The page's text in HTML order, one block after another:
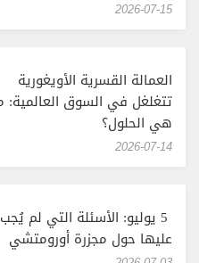
‎2026-07-15
العمالة القسرية الأويغورية
تتغلغل في السوق العالمية:
هي الحلول؟
‎2026-07-14
5 يوليو: الأسئلة التي لم يُجب
عليها حول مجزرة أورومتشي